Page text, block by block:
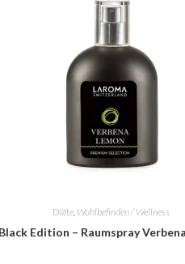
Düfte, Wohlbefinden / Wellness
Black Edition – Raumspray